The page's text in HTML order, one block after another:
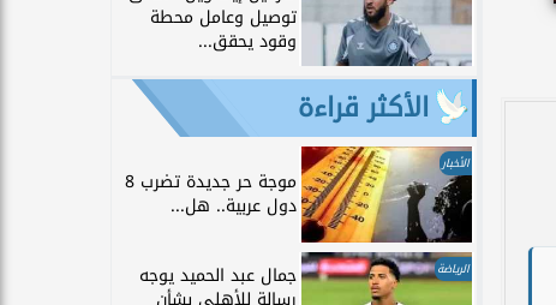
توصيل وعامل محطة
وقود يحقق...
الأكثر قراءة
الأخبار
موجة حر جديدة تضرب 8
دول عربية.. هل...
الرياضة جمال عبد الحميد يوجه